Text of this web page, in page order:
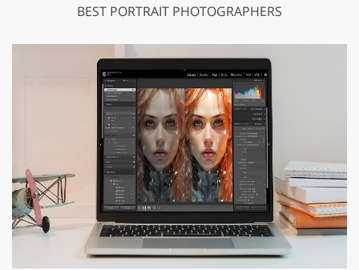
BEST PORTRAIT PHOTOGRAPHERS